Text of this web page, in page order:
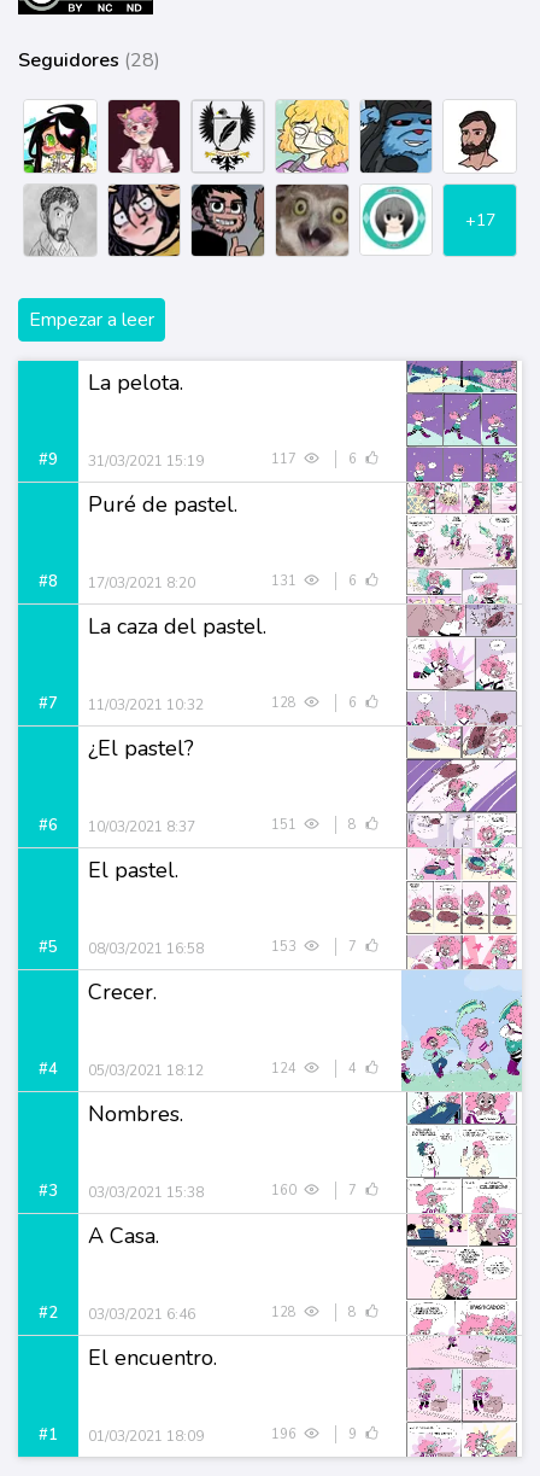
Seguidores (28)
+17
Empezar a leer
#9
La pelota.
31/03/2021 15:19 117 6
#8
Puré de pastel.
17/03/2021 8:20 131 6
#7
La caza del pastel.
11/03/2021 10:32 128 6
#6
¿El pastel?
10/03/2021 8:37 151 8
#5
El pastel.
08/03/2021 16:58 153 7
#4
Crecer.
05/03/2021 18:12 124 4
#3
Nombres.
03/03/2021 15:38 160 7
#2
A Casa.
03/03/2021 6:46 128 8
#1
El encuentro.
01/03/2021 18:09 196 9